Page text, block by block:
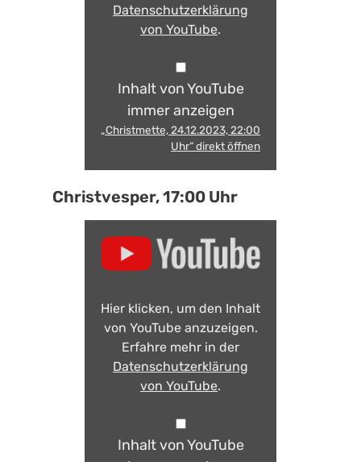
Datenschutzerklärung
von YouTube.
Inhalt von YouTube
immer anzeigen
„Christmette, 24.12.2023, 22:00
Uhr“ direkt öffnen
Christvesper, 17:00 Uhr
Hier klicken, um den Inhalt
von YouTube anzuzeigen.
Erfahre mehr in der
Datenschutzerklärung
von YouTube.
Inhalt von YouTube